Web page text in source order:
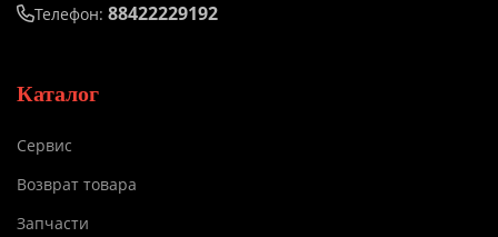
Телефон: 88422229192
Каталог
Сервис
Возврат товара
Запчасти